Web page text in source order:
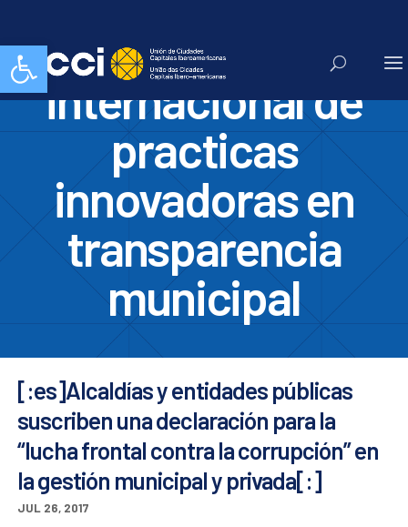
Abrir barra de herramientasi congreso
internacional de
practicas
innovadoras en
transparencia
municipal
[:es]Alcaldías y entidades públicas
suscriben una declaración para la
“lucha frontal contra la corrupción” en
la gestión municipal y privada[:]
JUL 26, 2017